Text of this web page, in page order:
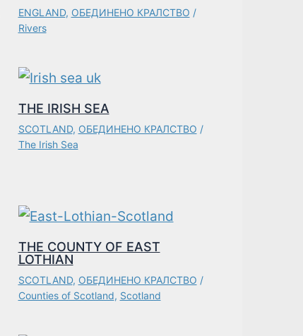
ENGLAND, ОБЕДИНЕНО КРАЛСТВО /
Rivers
THE IRISH SEA
SCOTLAND, ОБЕДИНЕНО КРАЛСТВО /
The Irish Sea
THE COUNTY OF EAST
LOTHIAN
SCOTLAND, ОБЕДИНЕНО КРАЛСТВО /
Counties of Scotland, Scotland